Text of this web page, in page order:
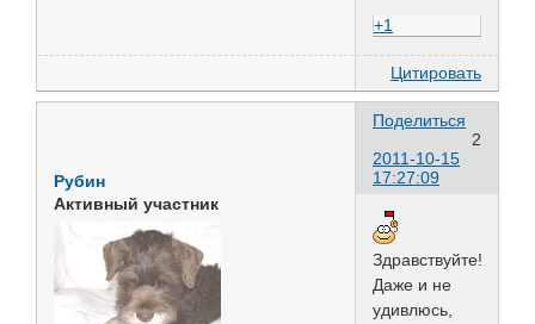
+1
Цитировать
Поделиться
2
2011-10-15
17:27:09
Рубин
Активный участник
Здравствуйте!
Даже и не
удивлюсь,